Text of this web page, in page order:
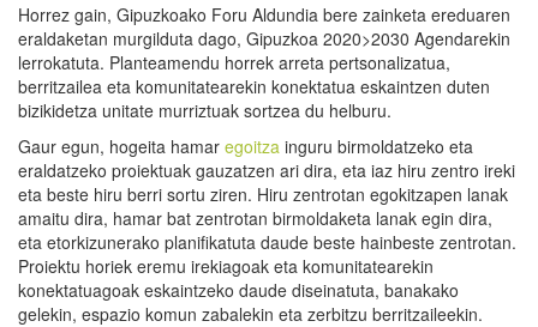
Horrez gain, Gipuzkoako Foru Aldundia bere zainketa ereduaren
eraldaketan murgilduta dago, Gipuzkoa 2020>2030 Agendarekin
lerrokatuta. Planteamendu horrek arreta pertsonalizatua,
berritzailea eta komunitatearekin konektatua eskaintzen duten
bizikidetza unitate murriztuak sortzea du helburu.
Gaur egun, hogeita hamar egoitza inguru birmoldatzeko eta
eraldatzeko proiektuak gauzatzen ari dira, eta iaz hiru zentro ireki
eta beste hiru berri sortu ziren. Hiru zentrotan egokitzapen lanak
amaitu dira, hamar bat zentrotan birmoldaketa lanak egin dira,
eta etorkizunerako planifikatuta daude beste hainbeste zentrotan.
Proiektu horiek eremu irekiagoak eta komunitatearekin
konektatuagoak eskaintzeko daude diseinatuta, banakako
gelekin, espazio komun zabalekin eta zerbitzu berritzaileekin.